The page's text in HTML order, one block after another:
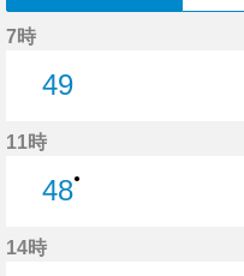
7時
49
11時
48●
14時